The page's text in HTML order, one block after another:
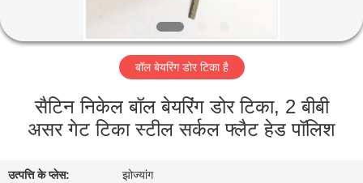
हमारे
बारे
कारखाना
बॉल बेयरिंग डोर टिका है
सैटिन निकेल बॉल बेयरिंग डोर टिका, 2 बीबी
असर गेट टिका स्टील सर्कल फ्लैट हेड पॉलिश
उत्पत्ति के प्लेस: झोज्यांग